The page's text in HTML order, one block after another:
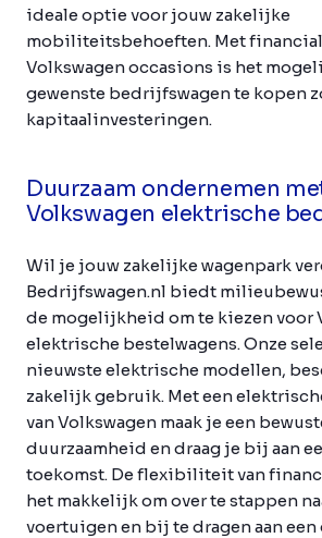
ideale optie voor jouw zakelijke
mobiliteitsbehoeften. Met financial
Volkswagen occasions is het
gewenste bedrijfswagen te kopen
kapitaalinvesteringen.
Duurzaam ondernemen
Volkswagen elektrische
Wil je jouw zakelijke wagenpark
Bedrijfswagen.nl biedt
de mogelijkheid om te kiezen voor
elektrische bestelwagens. Onze
nieuwste elektrische modellen,
zakelijk gebruik. Met een
van Volkswagen maak je een
duurzaamheid en draag je bij aan
toekomst. De flexibiliteit van
het makkelijk om over te stappen
voertuigen en bij te dragen aan een